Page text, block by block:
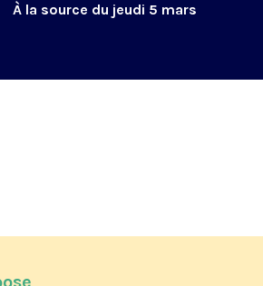
À la source du jeudi 5 mars